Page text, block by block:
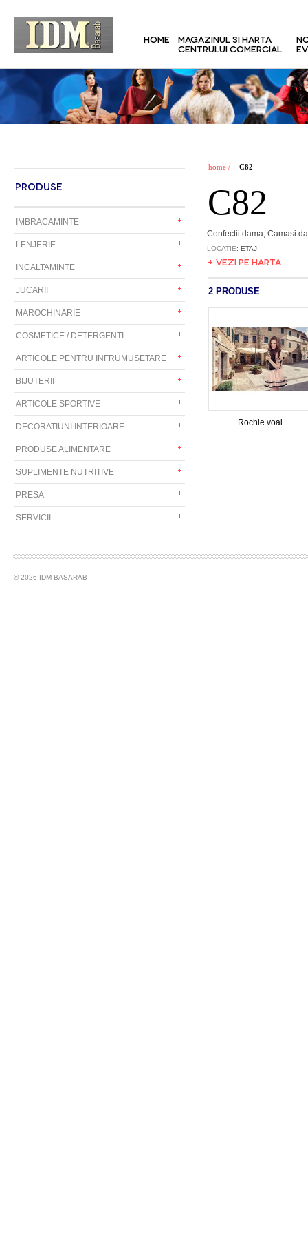
HOME
MAGAZINUL SI HARTA
CENTRULUI COMERCIAL
PRODUSE
IMBRACAMINTE
LENJERIE
INCALTAMINTE
JUCARII
MAROCHINARIE
COSMETICE / DETERGENTI
ARTICOLE PENTRU INFRUMUSETARE
BIJUTERII
ARTICOLE SPORTIVE
DECORATIUNI INTERIOARE
PRODUSE ALIMENTARE
SUPLIMENTE NUTRITIVE
PRESA
SERVICII
home / C82
C82
Confectii dama, Camasi
LOCATIE: ETAJ
+ VEZI PE HARTA
2 PRODUSE
Rochie voal
© 2026 IDM BASARAB